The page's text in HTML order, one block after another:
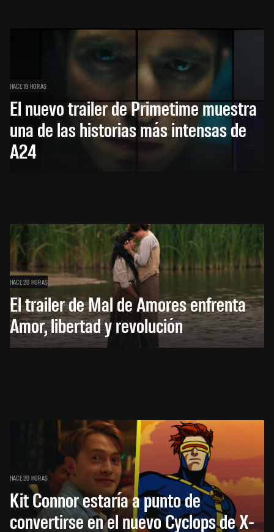
HACE 19 HORAS
El nuevo trailer de Primetime muestra
una de las historias más intensas de
A24
HACE 20 HORAS
El trailer de Mal de Amores enfrenta
Amor, libertad y revolución
HACE 20 HORAS
Kit Connor estaría a punto de
convertirse en el nuevo Cyclops de X-